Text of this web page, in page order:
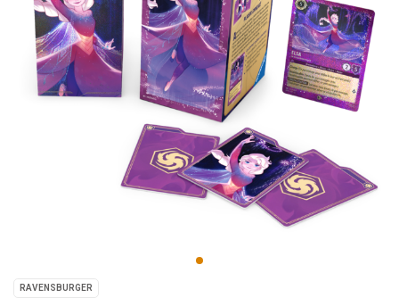
RAVENSBURGER